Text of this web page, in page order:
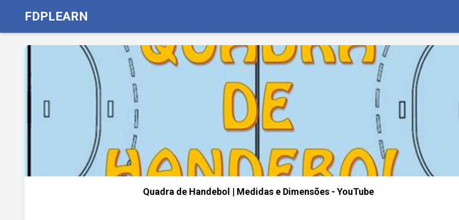
FDPLEARN
Quadra de Handebol | Medidas e Dimensões - YouTube